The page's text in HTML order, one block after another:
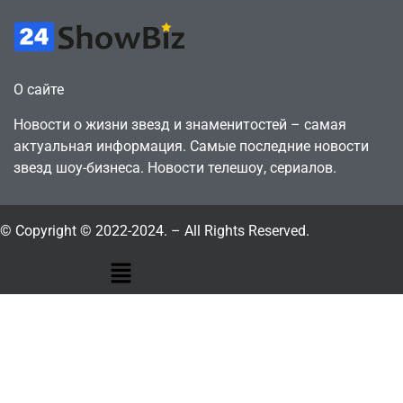
О сайте
Новости о жизни звезд и знаменитостей – самая
актуальная информация. Самые последние новости
звезд шоу-бизнеса. Новости телешоу, сериалов.
© Copyright © 2022-2024. – All Rights Reserved.